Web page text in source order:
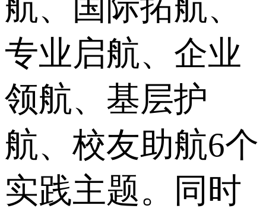
航、国际拓航、
专业启航、企业
领航、基层护
航、校友助航6个
实践主题。同时